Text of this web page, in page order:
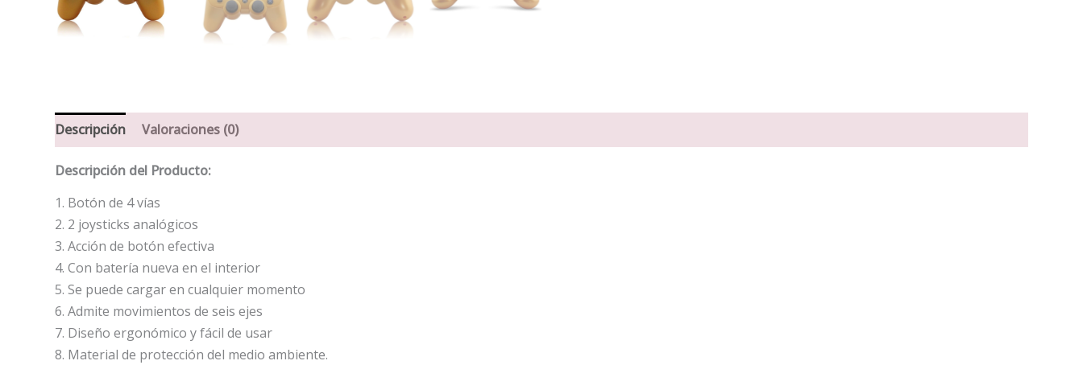
Descripción Valoraciones (0)
Descripción del Producto:
1. Botón de 4 vías
2. 2 joysticks analógicos
3. Acción de botón efectiva
4. Con batería nueva en el interior
5. Se puede cargar en cualquier momento
6. Admite movimientos de seis ejes
7. Diseño ergonómico y fácil de usar
8. Material de protección del medio ambiente.